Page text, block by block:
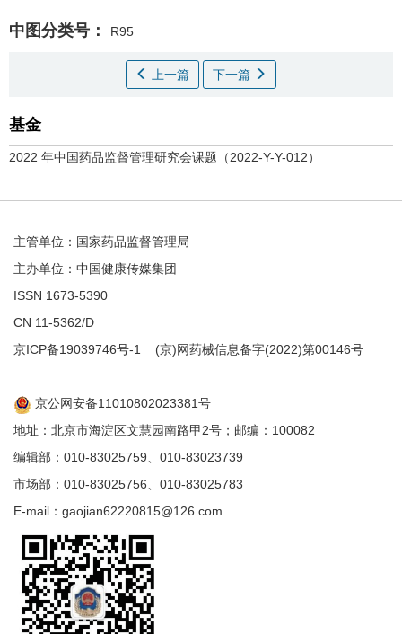
中图分类号： R95
上一篇 下一篇
基金
2022 年中国药品监督管理研究会课题（2022-Y-Y-012）
主管单位：国家药品监督管理局
主办单位：中国健康传媒集团
ISSN 1673-5390
CN 11-5362/D
京ICP备19039746号-1 (京)网药械信息备字(2022)第00146号
京公网安备11010802023381号
地址：北京市海淀区文慧园南路甲2号；邮编：100082
编辑部：010-83025759、010-83023739
市场部：010-83025756、010-83025783
E-mail：gaojian62220815@126.com